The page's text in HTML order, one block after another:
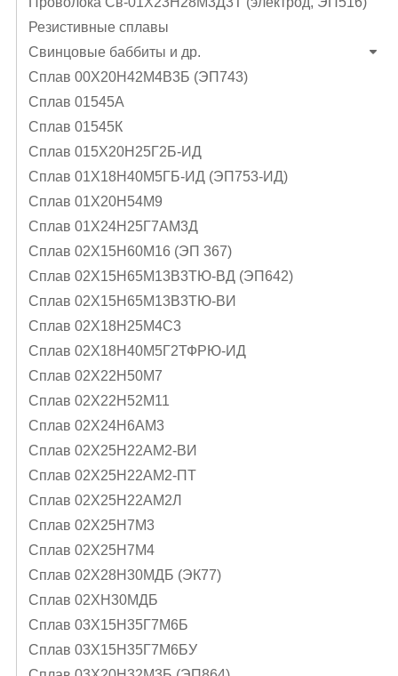
Резистивные сплавы
Свинцовые баббиты и др.
Сплав 00Х20Н42М4В3Б (ЭП743)
Сплав 01545А
Сплав 01545К
Сплав 015Х20Н25Г2Б-ИД
Сплав 01Х18Н40М5ГБ-ИД (ЭП753-ИД)
Сплав 01Х20Н54М9
Сплав 01Х24Н25Г7АМ3Д
Сплав 02Х15Н60М16 (ЭП 367)
Сплав 02Х15Н65М13В3ТЮ-ВД (ЭП642)
Сплав 02Х15Н65М13В3ТЮ-ВИ
Сплав 02Х18Н25М4С3
Сплав 02Х18Н40М5Г2ТФРЮ-ИД
Сплав 02Х22Н50М7
Сплав 02Х22Н52М11
Сплав 02Х24Н6AМ3
Сплав 02Х25Н22АМ2-ВИ
Сплав 02Х25Н22АМ2-ПТ
Сплав 02Х25Н22АМ2Л
Сплав 02Х25Н7М3
Сплав 02Х25Н7М4
Сплав 02Х28Н30МДБ (ЭК77)
Сплав 02ХН30МДБ
Сплав 03Х15Н35Г7М6Б
Сплав 03Х15Н35Г7М6БУ